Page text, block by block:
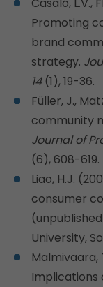
Promoting
brand
strategy.
14(1), 19-36.
Füller, J.,
community
Journal of
(6), 608-619.
Liao, H.J.
consumer
University,
Malmivaara,
Implications